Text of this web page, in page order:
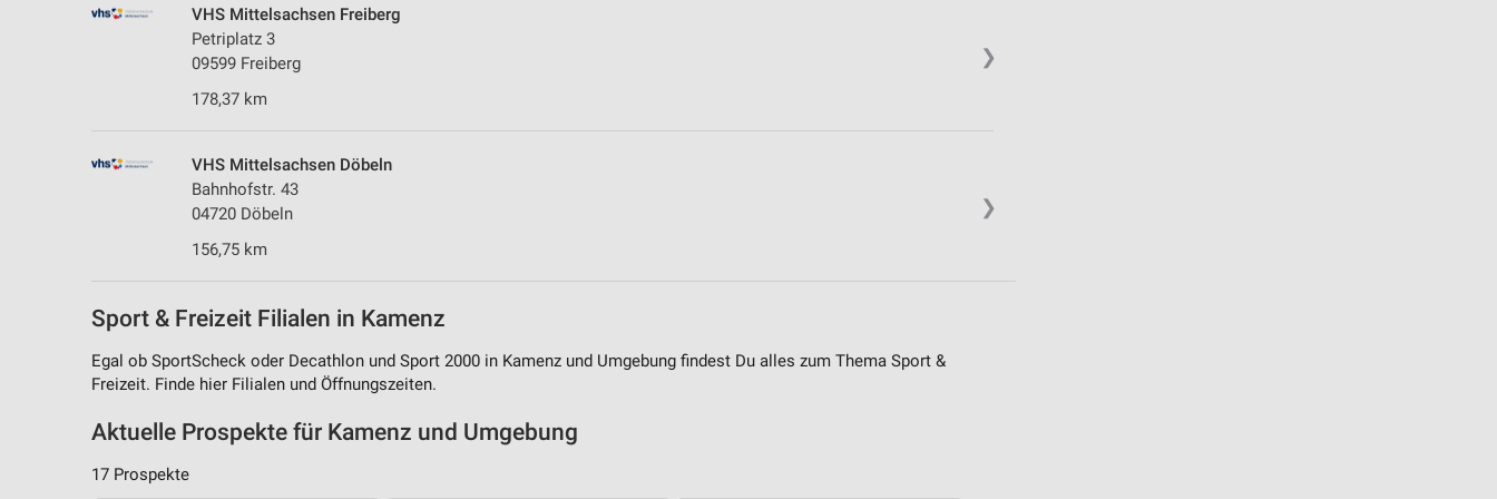
❯
VHS Mittelsachsen Freiberg
Petriplatz 3
09599 Freiberg
178,37 km
❯
VHS Mittelsachsen Döbeln
Bahnhofstr. 43
04720 Döbeln
156,75 km
Sport & Freizeit Filialen in Kamenz
Egal ob SportScheck oder Decathlon und Sport 2000 in Kamenz und Umgebung findest Du alles zum Thema Sport &
Freizeit. Finde hier Filialen und Öffnungszeiten.
Aktuelle Prospekte für Kamenz und Umgebung
17 Prospekte